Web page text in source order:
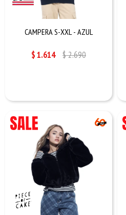
CAMPERA S-XXL - AZUL
$1.614 $2.690